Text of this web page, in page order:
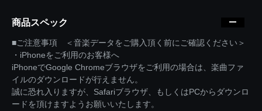
商品スペック
■ご注意事項 ＜音楽データをご購入頂く前にご確認ください＞
・iPhoneをご利用のお客様へ
iPhoneでGoogle Chromeブラウザをご利用の場合は、楽曲ファ
イルのダウンロードが行えません。
誠に恐れ入りますが、Safariブラウザ、もしくはPCからダウンロ
ードを頂けますようお願いいたします。